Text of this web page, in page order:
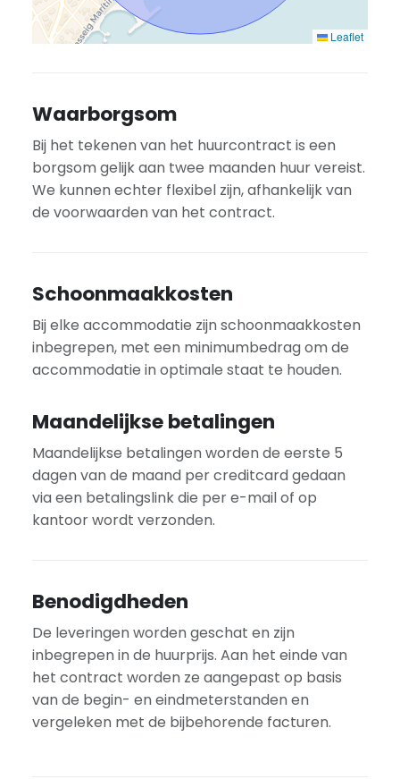
Leaflet
Waarborgsom
Bij het tekenen van het huurcontract is een
borgsom gelijk aan twee maanden huur vereist.
We kunnen echter flexibel zijn, afhankelijk van
de voorwaarden van het contract.
Schoonmaakkosten
Bij elke accommodatie zijn schoonmaakkosten
inbegrepen, met een minimumbedrag om de
accommodatie in optimale staat te houden.
Maandelijkse betalingen
Maandelijkse betalingen worden de eerste 5
dagen van de maand per creditcard gedaan
via een betalingslink die per e-mail of op
kantoor wordt verzonden.
Benodigdheden
De leveringen worden geschat en zijn
inbegrepen in de huurprijs. Aan het einde van
het contract worden ze aangepast op basis
van de begin- en eindmeterstanden en
vergeleken met de bijbehorende facturen.